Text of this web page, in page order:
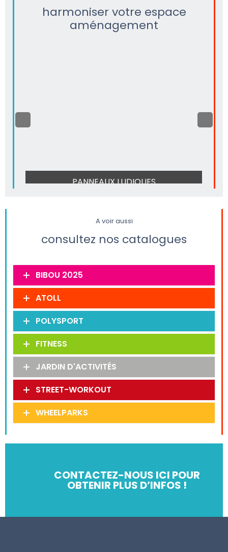
harmoniser votre espace
aménagement
PANNEAUX LUDIQUES
A voir aussi
consultez nos catalogues
BIBOU 2025
ATOLL
POLYSPORT
FITNESS
JARDIN D'ACTIVITÉS
STREET-WORKOUT
WHEELPARKS
CONTACTEZ-NOUS ICI POUR
OBTENIR PLUS D’INFOS !